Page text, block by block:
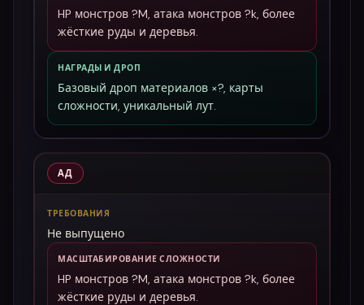
HP монстров ?M, атака монстров ?k, более
жёсткие руды и деревья.
НАГРАДЫ И ДРОП
Базовый дроп материалов ×?, карты
сложности, уникальный лут.
АД
ТРЕБОВАНИЯ
Не выпущено
МАСШТАБИРОВАНИЕ СЛОЖНОСТИ
HP монстров ?M, атака монстров ?k, более
жёсткие руды и деревья.